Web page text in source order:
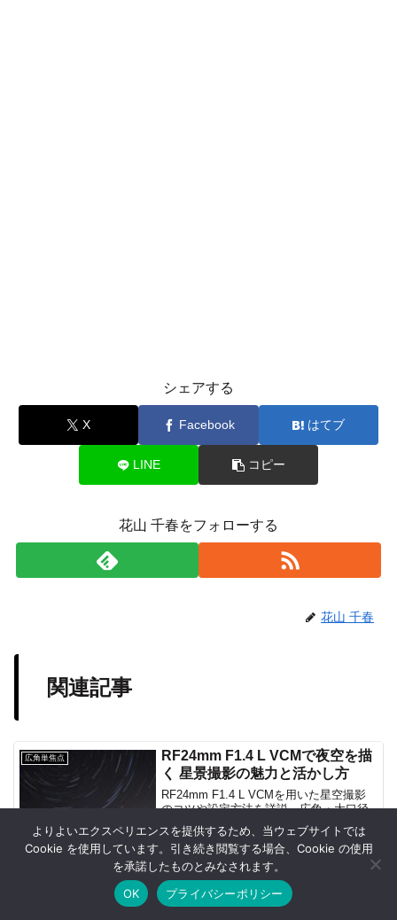
シェアする
X Facebook はてブ
LINE コピー
花山 千春をフォローする
花山 千春
関連記事
広角単焦点
RF24mm F1.4 L VCMで夜空を描
く 星景撮影の魅力と活かし方
RF24mm F1.4 L VCMを用いた星空撮影
のコツや設定方法を詳説。広角・大口径
の魅力で夜空の輝きを捉え、幻想的な星
景写真を実現する方法を紹介。初心者か
ら上級者まで、誰でも簡単に美しい夜空
を撮影できる具体的な手法を網羅。必見
の内容です。
2025.03.11
RF7-14mm F2.8-3.5 L FISHEYE
STM静止画で結果を出す基本手順
RF7-14mm F2.8-3.5 L FISHEYE STMで
シェア 目次へ トップ
よりよいエクスペリエンスを提供するため、当ウェブサイトでは
Cookie を使用しています。引き続き閲覧する場合、Cookie の使用
を承諾したものとみなされます。
OK
プライバシーポリシー